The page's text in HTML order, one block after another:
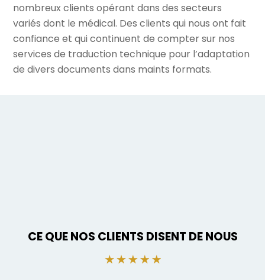
nombreux clients opérant dans des secteurs
variés dont le médical. Des clients qui nous ont fait
confiance et qui continuent de compter sur nos
services de traduction technique pour l’adaptation
de divers documents dans maints formats.
CE QUE NOS CLIENTS DISENT DE NOUS